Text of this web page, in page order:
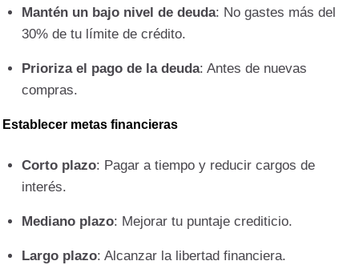
Mantén un bajo nivel de deuda: No gastes más del
30% de tu límite de crédito.
Prioriza el pago de la deuda: Antes de nuevas
compras.
Establecer metas financieras
Corto plazo: Pagar a tiempo y reducir cargos de
interés.
Mediano plazo: Mejorar tu puntaje crediticio.
Largo plazo: Alcanzar la libertad financiera.